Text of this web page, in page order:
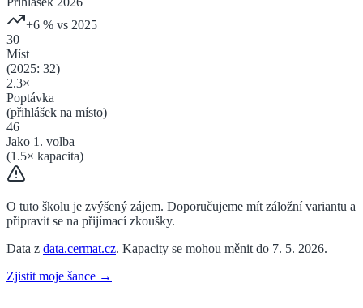
+6 % vs 2025
30
Míst
(2025: 32)
2.3×
Poptávka
(přihlášek na místo)
46
Jako 1. volba
(1.5× kapacita)
O tuto školu je zvýšený zájem. Doporučujeme mít záložní variantu a
připravit se na přijímací zkoušky.
Data z data.cermat.cz. Kapacity se mohou měnit do 7. 5. 2026.
Zjistit moje šance →